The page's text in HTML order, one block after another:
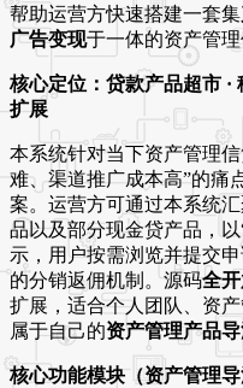
帮助运营方快速搭建一套集
广告变现于一体的资产管理
核心定位：贷款产品超市 ·
扩展
本系统针对当下资产管理
难、渠道推广成本高”的痛
案。运营方可通过本系统
品以及部分现金贷产品，
示，用户按需浏览并提交
的分销返佣机制。源码全
扩展，适合个人团队、资
属于自己的资产管理产品
核心功能模块（资产管理